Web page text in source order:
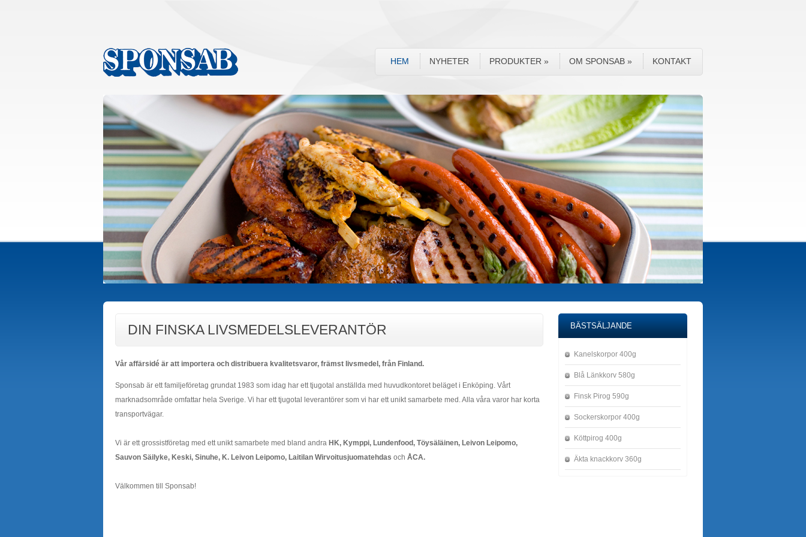
HEM NYHETER PRODUKTER » OM SPONSAB » KONTAKT
DIN FINSKA LIVSMEDELSLEVERANTÖR
Vår affärsidé är att importera och distribuera kvalitetsvaror, främst livsmedel, från Finland.
Sponsab är ett familjeföretag grundat 1983 som idag har ett tjugotal anställda med huvudkontoret beläget i Enköping. Vårt
marknadsområde omfattar hela Sverige. Vi har ett tjugotal leverantörer som vi har ett unikt samarbete med. Alla våra varor har korta
transportvägar.
Vi är ett grossistföretag med ett unikt samarbete med bland andra HK, Kymppi, Lundenfood, Töysäläinen, Leivon Leipomo,
Sauvon Säilyke, Keski, Sinuhe, K. Leivon Leipomo, Laitilan Wirvoitusjuomatehdas och ÅCA.
Välkommen till Sponsab!
BÄSTSÄLJANDE
Kanelskorpor 400g
Blå Länkkorv 580g
Finsk Pirog 590g
Sockerskorpor 400g
Köttpirog 400g
Äkta knackkorv 360g